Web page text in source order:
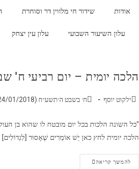
אודות שידור חי מלווין דר וסוחרת
עלון השיעור השבועי עלון עין יצחק
הלכה יומית – יום רביעי ח'
ילקוט יוסף ח׳ בשבט ה׳תשע״ח (24/01/2018)
"כל השונה הלכות בכל יום מובטח לו שהוא בן
הלכה יומית לחץ כאן יֵשׁ אוֹמְרִים שֶׁאָסוּר
להמשך קריאה